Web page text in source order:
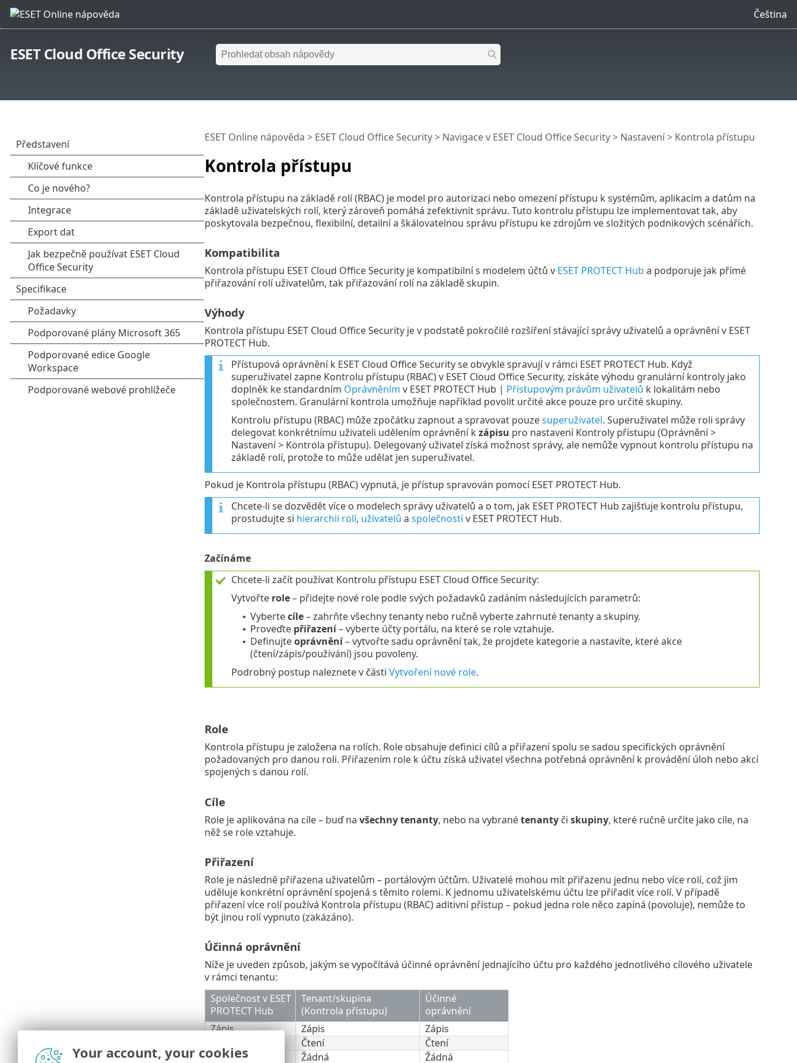
Čeština
ESET Cloud Office Security
Kontrola přístupu
ESET Online nápověda > ESET Cloud Office Security> Navigace v ESET Cloud Office Security> Nastavení> Kontrola přístupu
Kontrola přístupu na základě rolí (RBAC) je model pro autorizaci nebo omezení přístupu k systémům, aplikacím a datům na
základě uživatelských rolí, který zároveň pomáhá zefektivnit správu. Tuto kontrolu přístupu lze implementovat tak, aby
poskytovala bezpečnou, flexibilní, detailní a škálovatelnou správu přístupu ke zdrojům ve složitých podnikových scénářích.
Kompatibilita
Kontrola přístupu ESET Cloud Office Security je kompatibilní s modelem účtů v ESET PROTECT Hub a podporuje jak přímé
přiřazování rolí uživatelům, tak přiřazování rolí na základě skupin.
Výhody
Kontrola přístupu ESET Cloud Office Security je v podstatě pokročilé rozšíření stávající správy uživatelů a oprávnění v ESET
PROTECT Hub.
Přístupová oprávnění k ESET Cloud Office Security se obvykle spravují v rámci ESET PROTECT Hub. Když
superuživatel zapne Kontrolu přístupu (RBAC) v ESET Cloud Office Security, získáte výhodu granulární kontroly jako
doplněk ke standardním Oprávněním v ESET PROTECT Hub | Přístupovým právům uživatelů k lokalitám nebo
společnostem. Granulární kontrola umožňuje například povolit určité akce pouze pro určité skupiny.
Kontrolu přístupu (RBAC) může zpočátku zapnout a spravovat pouzesuperuživatel. Superuživatel může roli správy
delegovat konkrétnímu uživateli udělením oprávnění k zápisu pro nastavení Kontroly přístupu (Oprávnění >
Nastavení > Kontrola přístupu). Delegovaný uživatel získá možnost správy, ale nemůže vypnout kontrolu přístupu na
základě rolí, protože to může udělat jen superuživatel.
Pokud je Kontrola přístupu (RBAC) vypnutá, je přístup spravován pomocí ESET PROTECT Hub.
Chcete-li se dozvědět více o modelech správy uživatelů a o tom, jak ESET PROTECT Hub zajišťuje kontrolu přístupu,
prostudujte si hierarchii rolí, uživatelů a společnostív ESET PROTECT Hub.
Začínáme
Chcete-li začít používat Kontrolu přístupu ESET Cloud Office Security:
Vytvořte role– přidejte nové role podle svých požadavků zadáním následujících parametrů:
• Vybertecíle– zahrňte všechny tenanty nebo ručně vyberte zahrnuté tenanty a skupiny.
• Proveďte přiřazení– vyberte účty portálu, na které se role vztahuje.
• Definujteoprávnění– vytvořte sadu oprávnění tak, že projdete kategorie a nastavíte, které akce
(čtení/zápis/používání) jsou povoleny.
Podrobný postup naleznete v části Vytvoření nové role.
Role
Kontrola přístupu je založena na rolích. Role obsahuje definici cílů a přiřazení spolu se sadou specifických oprávnění
požadovaných pro danou roli. Přiřazením role k účtu získá uživatel všechna potřebná oprávnění k provádění úloh nebo akcí
spojených s danou rolí.
Cíle
Role je aplikována na cíle – buď na všechny tenanty, nebo na vybranétenantyči skupiny, které ručně určíte jako cíle, na
něž se role vztahuje.
Přiřazení
Role je následně přiřazena uživatelům – portálovým účtům. Uživatelé mohou mít přiřazenu jednu nebo více rolí, což jim
uděluje konkrétní oprávnění spojená s těmito rolemi. K jednomu uživatelskému účtu lze přiřadit více rolí. V případě
přiřazení více rolí používá Kontrola přístupu (RBAC) aditivní přístup – pokud jedna role něco zapíná (povoluje), nemůže to
být jinou rolí vypnuto (zakázáno).
Účinná oprávnění
Níže je uveden způsob, jakým se vypočítává účinné oprávnění jednajícího účtu pro každého jednotlivého cílového uživatele
v rámci tenantu:
Společnost v ESET
PROTECT Hub
Tenant/skupina
(Kontrola přístupu)
Účinné
oprávnění
Zápis
Zápis
Zápis
Čtení
Čtení
Zápis
Žádná Žádná
Your account, your cookies